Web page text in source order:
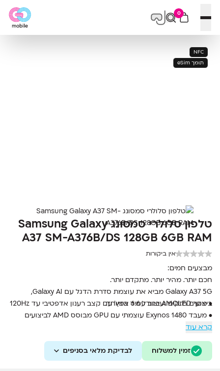
פתח תפריט
0
NFC
תומך eSim
טלפון סלולרי סמסונג Samsung Galaxy
A37 SM-A376B/DS 128GB 6GB RAM
אין ביקורות
מבצעים חמים:
חכם יותר. מהיר יותר. מתקדם יותר.
Galaxy A37 5G מביא את עוצמת סדרת הדגל עם Galaxy AI,
ביצועים חזקים ועיצוב עמיד במיוחד.
• מסך AMOLED בגודל 6.6 אינץ’ עם קצב רענון אדפטיבי עד 120Hz
• מעבד Exynos 1480 עוצמתי עם GPU מבוסס AMD לביצועים
גרפיים מתקדמים
• מערך צילום משולש 50MP עם OIS וצילום וידאו 4K
• זיכרון עבודה 6GB RAM ואחסון 128GB מהיר מסוג UFS 3.1
• סוללה גדולה 5000mAh עם טעינה מהירה 45W
קרא עוד
זמין למשלוח לבדיקת מלאי בסניפים